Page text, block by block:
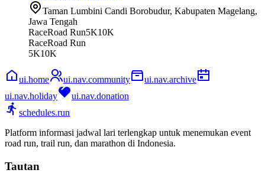
Taman Lumbini Candi Borobudur, Kabupaten Magelang,
Jawa Tengah
RaceRoad Run5K10K
RaceRoad Run
5K10K
ui.home ui.nav.community
ui.nav.archive
ui.nav.holiday
ui.nav.donation
schedules.run
Platform informasi jadwal lari terlengkap untuk menemukan event
road run, trail run, dan marathon di Indonesia.
Tautan